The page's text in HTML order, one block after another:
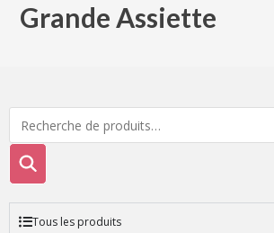
Grande Assiette
Tous les produits